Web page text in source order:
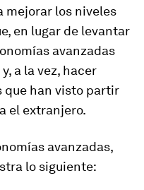
mejorar los niveles
en lugar de levantar
avanzadas
a la vez, hacer
que han visto partir
el extranjero.
avanzadas,
lo siguiente: